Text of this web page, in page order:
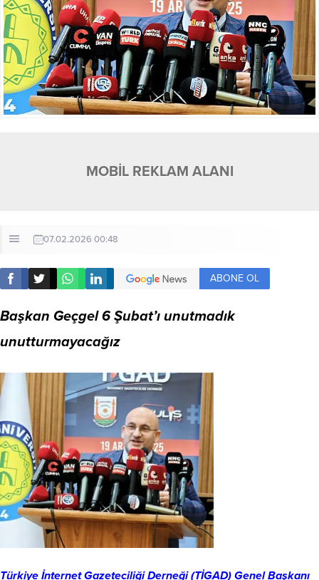
MOBİL REKLAM ALANI
07.02.2026 00:48
ABONE OL
Başkan Geçgel 6 Şubat’ı unutmadık
unutturmayacağız
Türkiye İnternet Gazeteciliği Derneği (TİGAD) Genel Başkanı